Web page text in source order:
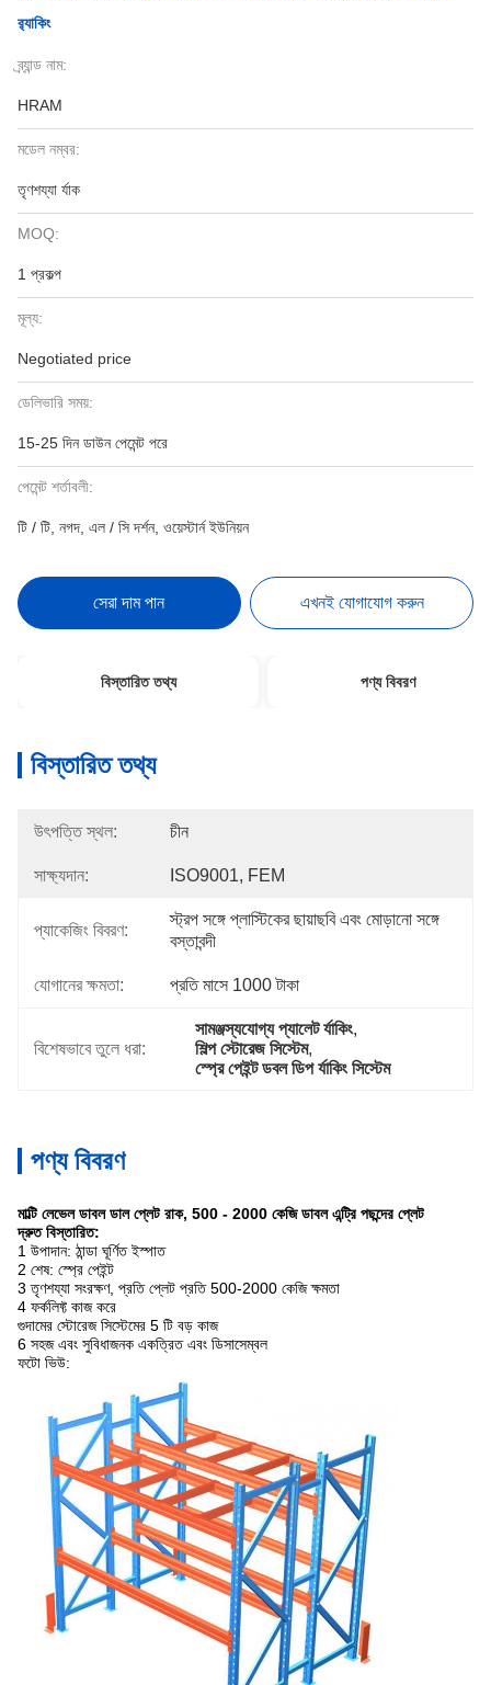
র‍্যাকিং
ব্র্যান্ড নাম:
HRAM
মডেল নম্বর:
তৃণশয্যা র্যাক
MOQ:
1 প্রকল্প
মূল্য:
Negotiated price
ডেলিভারি সময়:
15-25 দিন ডাউন পেমেন্ট পরে
পেমেন্ট শর্তাবলী:
টি / টি, নগদ, এল / সি দর্শন, ওয়েস্টার্ন ইউনিয়ন
সেরা দাম পান এখনই যোগাযোগ করুন
বিস্তারিত তথ্য পণ্য বিবরণ
বিস্তারিত তথ্য
উৎপত্তি স্থল: চীন
সাক্ষ্যদান: ISO9001, FEM
প্যাকেজিং বিবরণ:
স্ট্রপ সঙ্গে প্লাস্টিকের ছায়াছবি এবং মোড়ানো সঙ্গে
বস্তাবন্দী
যোগানের ক্ষমতা: প্রতি মাসে 1000 টাকা
বিশেষভাবে তুলে ধরা:
সামঞ্জস্যযোগ্য প্যালেট র্যাকিং,
শিল্প স্টোরেজ সিস্টেম,
স্প্রে পেইন্ট ডবল ডিপ র্যাকিং সিস্টেম
পণ্য বিবরণ
মাল্টি লেভেল ডাবল ডাল প্লেট রাক, 500 - 2000 কেজি ডাবল এন্ট্রি পছন্দের প্লেট
দ্রুত বিস্তারিত:
1 উপাদান: ঠান্ডা ঘূর্ণিত ইস্পাত
2 শেষ: স্প্রে পেইন্ট
3 তৃণশয্যা সংরক্ষণ, প্রতি প্লেট প্রতি 500-2000 কেজি ক্ষমতা
4 ফর্কলিফ্ট কাজ করে
গুদামের স্টোরেজ সিস্টেমের 5 টি বড় কাজ
6 সহজ এবং সুবিধাজনক একত্রিত এবং ডিসাসেম্বল
ফটো ভিউ: